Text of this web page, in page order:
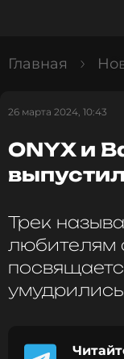
Главная
26 марта 2024, 10:43
ONYX и
Трек
любителям